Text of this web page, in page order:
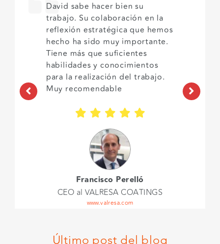
He trabajado dos veces con
David y volveré a trabajar
porque es una garantía. Somos
una familia emprendedora con
muchos proyectos y necesitas
una persona como David que te
abra los ojos en ideas que tal
vez son equivocadas y te dé
para mejorarlos. Trabaje con
empresa que tenía un resultado
mínimo. Solo puedo darle las
gracias y recomendarlo